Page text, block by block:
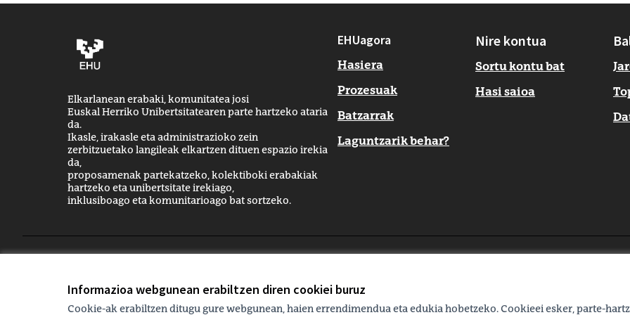
Informazioa webgunean erabiltzen diren cookiei buruz
Cookie-ak erabiltzen ditugu gure webgunean, haien errendimendua eta edukia hobetzeko. Cookieei esker, parte-
Elkarlanean erabaki, komunitatea josi
Euskal Herriko Unibertsitatearen parte hartzeko ataria
da.
Ikasle, irakasle eta administrazioko zein
zerbitzuetako langileak elkartzen dituen espazio irekia
da,
proposamenak partekatzeko, kolektiboki erabakiak
hartzeko eta unibertsitate irekiago,
inklusiboago eta komunitarioago bat sortzeko.
EHUagora
Hasiera
Prozesuak
Batzarrak
Laguntzarik behar?
Nire kontua
Sortu kontu bat
Hasi saioa